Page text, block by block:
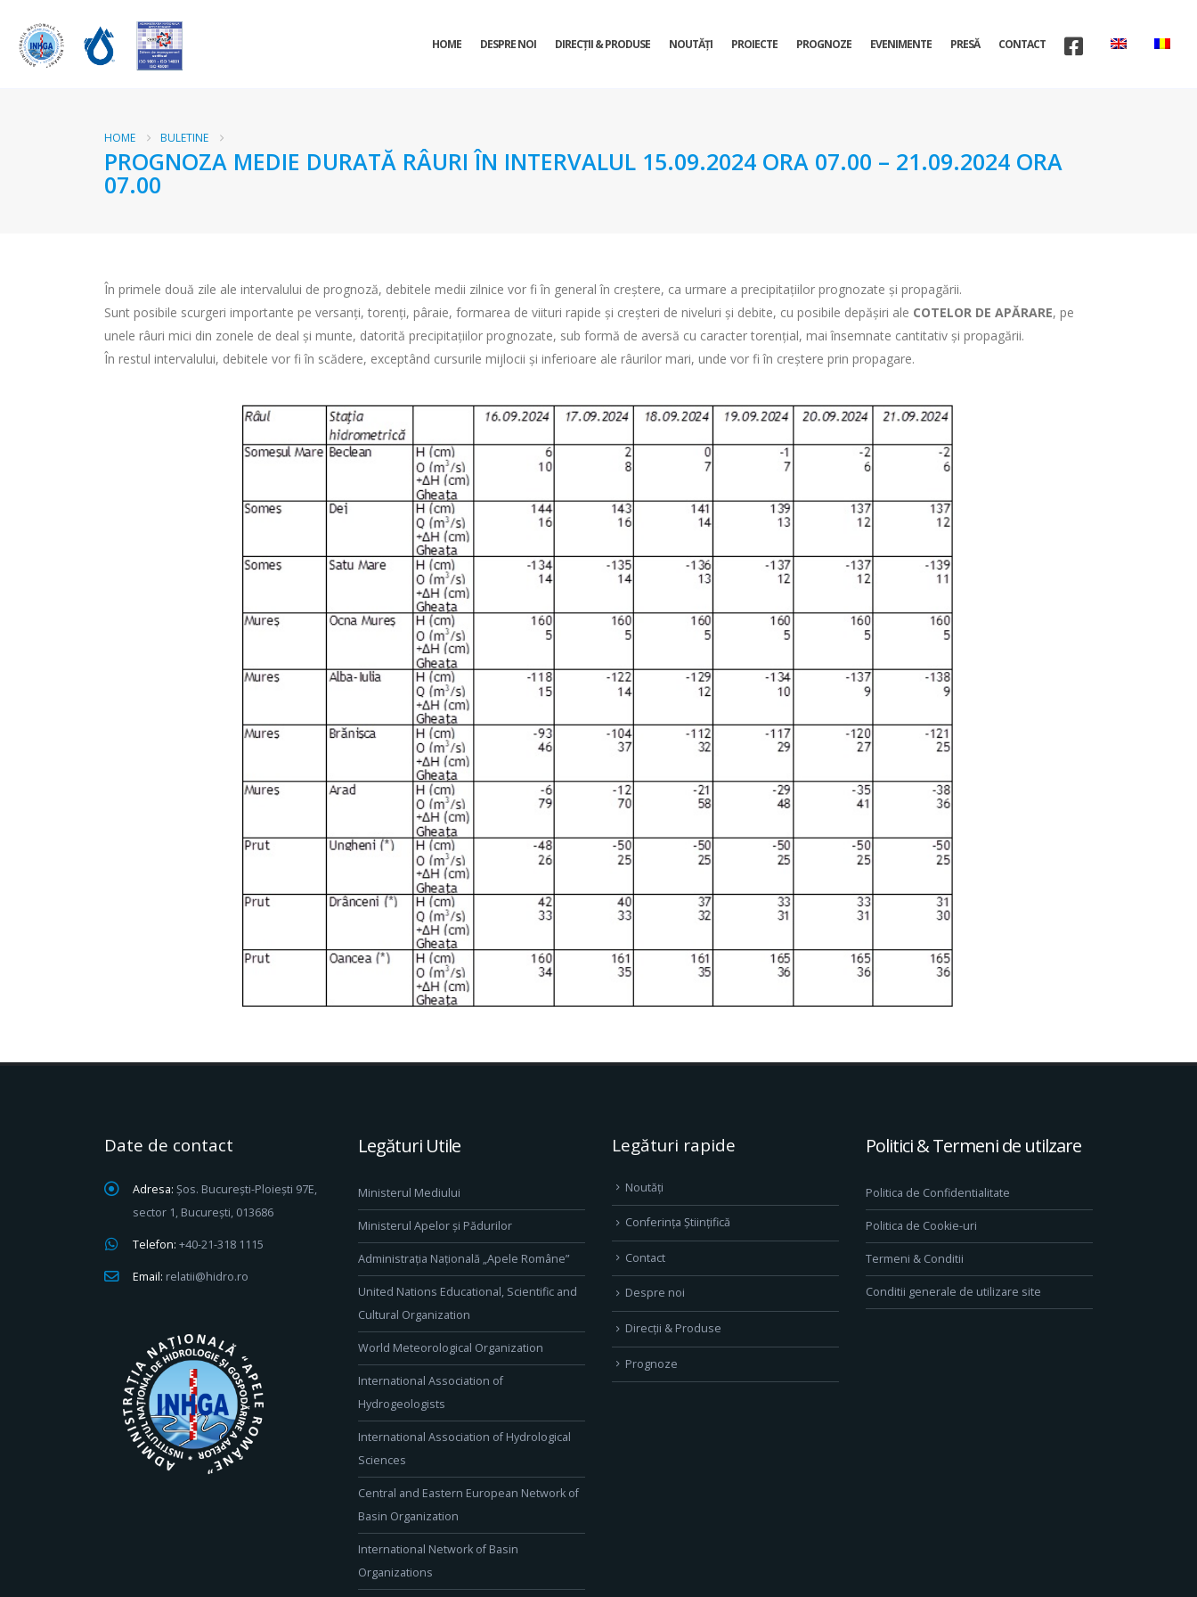
HOME DESPRE NOI DIRECŢII & PRODUSE NOUTĂȚI PROIECTE PROGNOZE EVENIMENTE PRESĂ CONTACT
HOME BULETINE
PROGNOZA MEDIE DURATĂ RÂURI ÎN INTERVALUL 15.09.2024 ORA 07.00 – 21.09.2024 ORA
07.00
În primele două zile ale intervalului de prognoză, debitele medii zilnice vor fi în general în creștere, ca urmare a precipitațiilor prognozate și propagării.
Sunt posibile scurgeri importante pe versanți, torenți, pâraie, formarea de viituri rapide și creșteri de niveluri și debite, cu posibile depășiri ale COTELOR DE APĂRARE, pe
unele râuri mici din zonele de deal şi munte, datorită precipitațiilor prognozate, sub formă de aversă cu caracter torențial, mai însemnate cantitativ şi propagării.
În restul intervalului, debitele vor fi în scădere, exceptând cursurile mijlocii și inferioare ale râurilor mari, unde vor fi în creștere prin propagare.
Date de contact
Adresa: Șos. București-Ploiești 97E,
sector 1, București, 013686
Telefon: +40-21-318 1115
Email: relatii@hidro.ro
Legături Utile
Ministerul Mediului
Ministerul Apelor și Pădurilor
Administrația Națională „Apele Române”
United Nations Educational, Scientific and
Cultural Organization
World Meteorological Organization
International Association of
Hydrogeologists
International Association of Hydrological
Sciences
Central and Eastern European Network of
Basin Organization
International Network of Basin
Organizations
Legături rapide
Noutăți
Conferința Științifică
Contact
Despre noi
Direcţii & Produse
Prognoze
Politici & Termeni de utilzare
Politica de Confidentialitate
Politica de Cookie-uri
Termeni & Conditii
Conditii generale de utilizare site